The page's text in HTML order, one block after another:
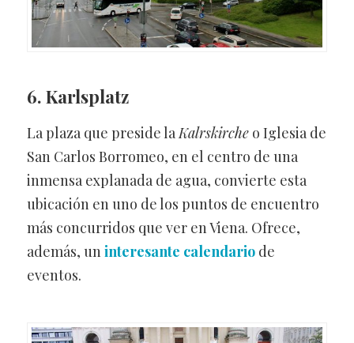
6. Karlsplatz
La plaza que preside laKalrskircheo Iglesia de
San Carlos Borromeo, en el centro de una
inmensa explanada de agua, convierte esta
ubicación en uno de los puntos de encuentro
más concurridos que ver en Viena. Ofrece,
además, uninteresante calendariode
eventos.